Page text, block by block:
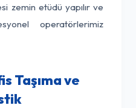
zemin etüdü yapılır ve
operatörlerimiz
Taşıma ve